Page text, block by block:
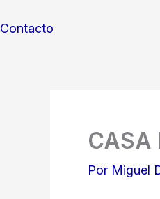
Contacto
CASA
Por Miguel